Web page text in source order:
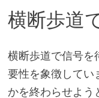
横断歩道
横断歩道で信号を
要性を象徴してい
かを終わらせよう